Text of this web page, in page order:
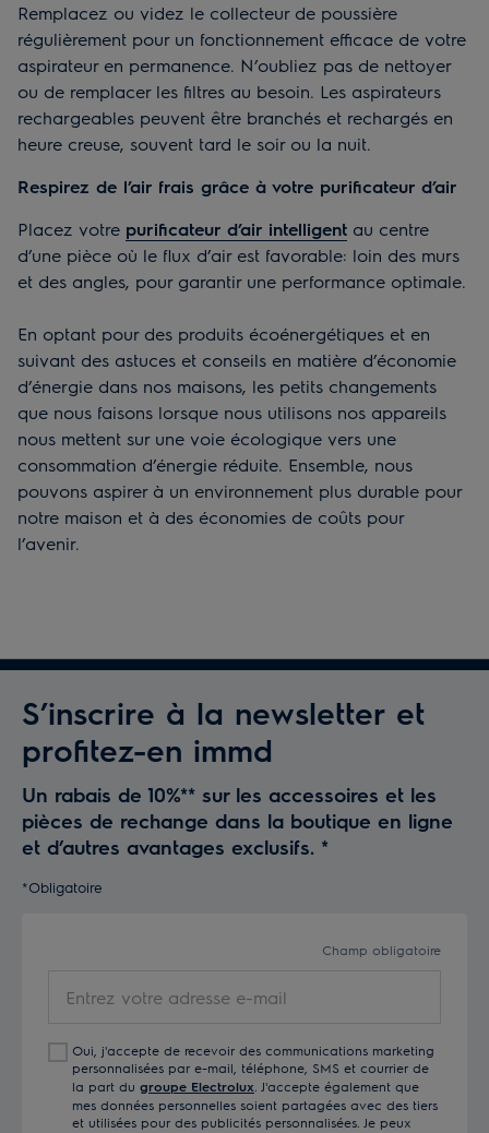
Remplacez ou videz le collecteur de poussière
régulièrement pour un fonctionnement efficace de votre
aspirateur en permanence. N’oubliez pas de nettoyer
ou de remplacer les filtres au besoin. Les aspirateurs
rechargeables peuvent être branchés et rechargés en
heure creuse, souvent tard le soir ou la nuit.
Respirez de l’air frais grâce à votre purificateur d’air
Placez votre purificateur d’air intelligent au centre
d’une pièce où le flux d’air est favorable: loin des murs
et des angles, pour garantir une performance optimale.
En optant pour des produits écoénergétiques et en
suivant des astuces et conseils en matière d’économie
d’énergie dans nos maisons, les petits changements
que nous faisons lorsque nous utilisons nos appareils
nous mettent sur une voie écologique vers une
consommation d’énergie réduite. Ensemble, nous
pouvons aspirer à un environnement plus durable pour
notre maison et à des économies de coûts pour
l’avenir.
S’inscrire à la newsletter et
profitez-en immd
Un rabais de 10%** sur les accessoires et les
pièces de rechange dans la boutique en ligne
et d’autres avantages exclusifs. *
*Obligatoire
Champ obligatoire
votre
e-
mail
Oui, j'accepte de recevoir des communications marketing
personnalisées par e-mail, téléphone, SMS et courrier de
la part du groupe Electrolux . J'accepte également que
mes données personnelles soient partagées avec des tiers
et utilisées pour des publicités personnalisées. Je peux